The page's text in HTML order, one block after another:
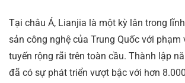
Tại châu Á, Lianjia là một kỳ lân trong
sản công nghệ của Trung Quốc với phạm
tuyến rộng rãi trên toàn cầu. Thành lập
đã có sự phát triển vượt bậc với hơn